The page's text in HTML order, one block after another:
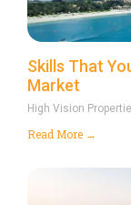
Skills That
Market
High Vision
Read More →